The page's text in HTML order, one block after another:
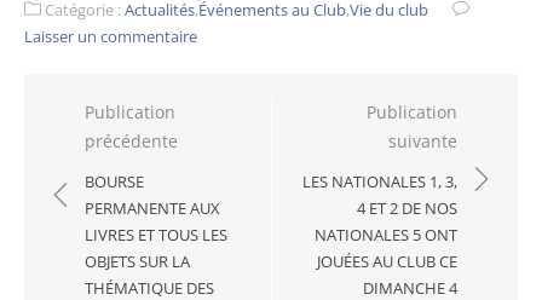
Catégorie :Actualités,Événements au Club,Vie du club
Laisser un commentaire
Navigation
l’article
Publication
précédente
BOURSE
PERMANENTE AUX
LIVRES ET TOUS LES
OBJETS SUR LA
THÉMATIQUE DES
Publication
suivante
LES NATIONALES 1, 3,
4 ET 2 DE NOS
NATIONALES 5 ONT
JOUÉES AU CLUB CE
DIMANCHE 4